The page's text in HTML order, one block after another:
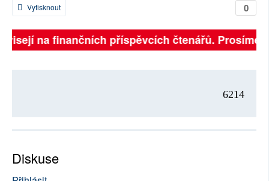
0
Vytisknout
na finančních příspěvcích čtenářů. Prosíme,
6214
Diskuse